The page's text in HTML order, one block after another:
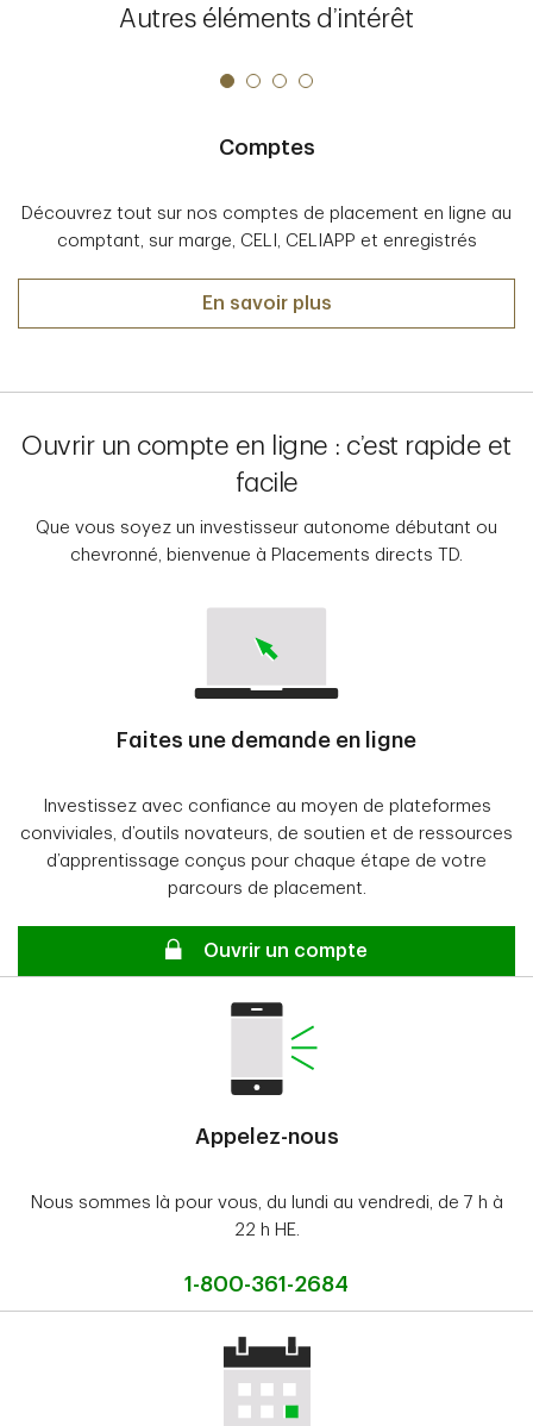
CourtierWeb
Minimum
Connexion : Connexion Internet haute vitesse
Mac OS X
version ultérieure
Navigateur : Chrome, Firefox, Safari ou Edge
Paramètres de navigateur : Témoins de session
permis (niveau de sécurité moyen), JavaScript
Connexion : Connexion Internet haute vitesse
Système d’exploitation : Microsoft Windows 7 ou
Mac OS X 10.8
version ultérieure
Résolution de l’écran : 1366 x 768
Paramètres de navigateur : Témoins de session
Autres éléments d’intérêt
Comptes
Découvrez tout sur nos comptes de placement en ligne au
comptant, sur marge, CELI, CELIAPP et enregistrés
Comptes
En savoir plus
Ouvrir un compte en ligne : c’est rapide et
facile
Que vous soyez un investisseur autonome débutant ou
chevronné, bienvenue à Placements directs TD.
Faites une demande en ligne
Investissez avec confiance au moyen de plateformes
conviviales, d’outils novateurs, de soutien et de ressources
d’apprentissage conçus pour chaque étape de votre
parcours de placement.
Sécurisé
Ouvrir un compte
Appelez-nous
Nous sommes là pour vous, du lundi au vendredi, de 7 h à
22 h HE.
1-800-361-2684